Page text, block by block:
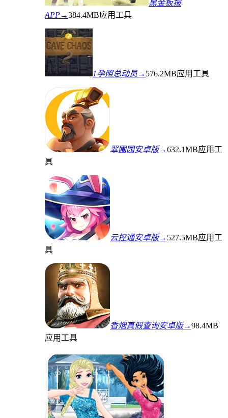
黑金板报
APP→384.4MB应用工具
1孕照总动员→ 576.2MB应用工具
翠圃园安卓版→632.1MB应用工
具
云控通安卓版→ 527.5MB应用工
具
香烟真假查询安卓版→98.4MB
应用工具